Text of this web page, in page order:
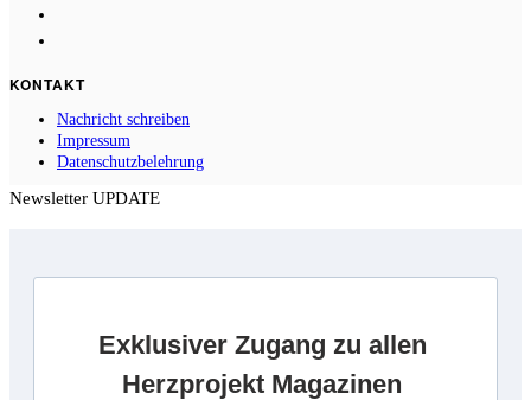
KONTAKT
Nachricht schreiben
Impressum
Datenschutzbelehrung
Newsletter UPDATE